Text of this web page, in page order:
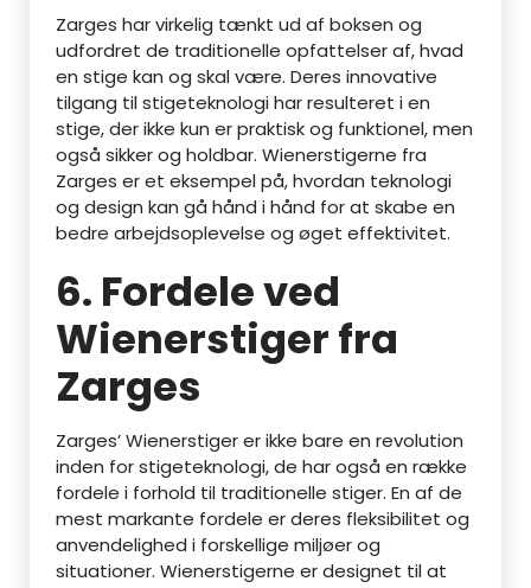
Zarges har virkelig tænkt ud af boksen og
udfordret de traditionelle opfattelser af, hvad
en stige kan og skal være. Deres innovative
tilgang til stigeteknologi har resulteret i en
stige, der ikke kun er praktisk og funktionel, men
også sikker og holdbar. Wienerstigerne fra
Zarges er et eksempel på, hvordan teknologi
og design kan gå hånd i hånd for at skabe en
bedre arbejdsoplevelse og øget effektivitet.
6. Fordele ved
Wienerstiger fra
Zarges
Zarges’ Wienerstiger er ikke bare en revolution
inden for stigeteknologi, de har også en række
fordele i forhold til traditionelle stiger. En af de
mest markante fordele er deres fleksibilitet og
anvendelighed i forskellige miljøer og
situationer. Wienerstigerne er designet til at